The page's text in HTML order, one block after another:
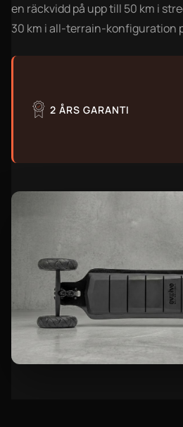
en räckvidd på upp till 50 km i
30 km i all-terrain-konfiguration
2 ÅRS GARANTI